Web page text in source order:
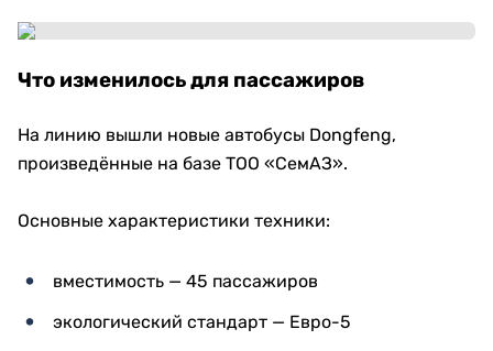
Что изменилось для пассажиров
На линию вышли новые автобусы Dongfeng,
произведённые на базе ТОО «СемАЗ».
Основные характеристики техники:
вместимость — 45 пассажиров
экологический стандарт — Евро-5